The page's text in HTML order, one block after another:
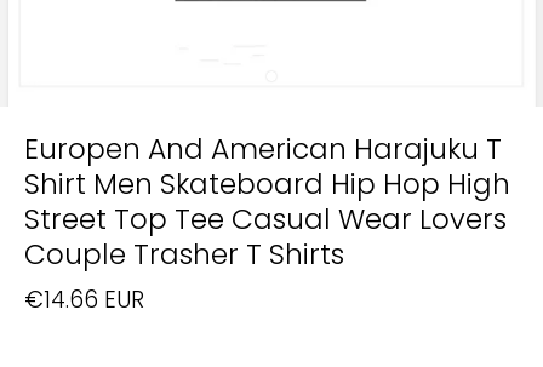
Europen And American Harajuku T
Shirt Men Skateboard Hip Hop High
Street Top Tee Casual Wear Lovers
Couple Trasher T Shirts
€14.66 EUR